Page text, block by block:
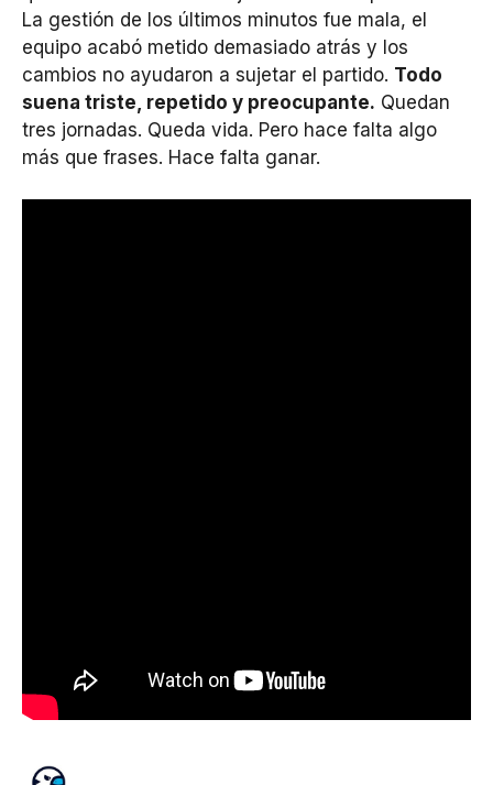
La gestión de los últimos minutos fue mala, el
equipo acabó metido demasiado atrás y los
cambios no ayudaron a sujetar el partido. Todo
suena triste, repetido y preocupante. Quedan
tres jornadas. Queda vida. Pero hace falta algo
más que frases. Hace falta ganar.